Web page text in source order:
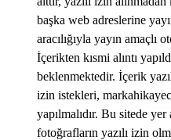
başka web adreslerine
aracılığıyla yayın amaçlı
İçerikten kısmi alıntı
beklenmektedir. İçerik
izin istekleri,
yapılmalıdır. Bu sitede yer
fotoğrafların yazılı izin